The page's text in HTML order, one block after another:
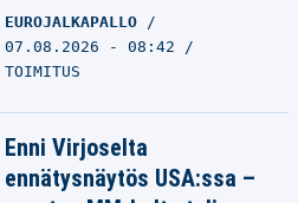
EUROJALKAPALLO
07.08.2026 - 08:42
TOIMITUS
Enni Virjoselta
ennätysnäytös USA:ssa –